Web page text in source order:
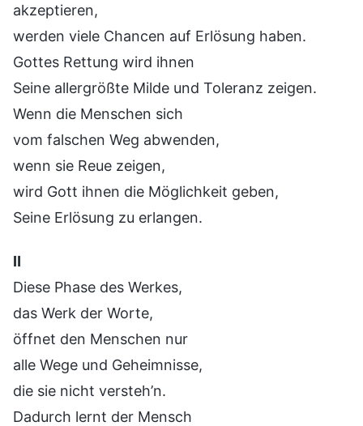
akzeptieren,
werden viele Chancen auf Erlösung haben.
Gottes Rettung wird ihnen
Seine allergrößte Milde und Toleranz zeigen.
Wenn die Menschen sich
vom falschen Weg abwenden,
wenn sie Reue zeigen,
wird Gott ihnen die Möglichkeit geben,
Seine Erlösung zu erlangen.
Ⅱ
Diese Phase des Werkes,
das Werk der Worte,
öffnet den Menschen nur
alle Wege und Geheimnisse,
die sie nicht versteh’n.
Dadurch lernt der Mensch